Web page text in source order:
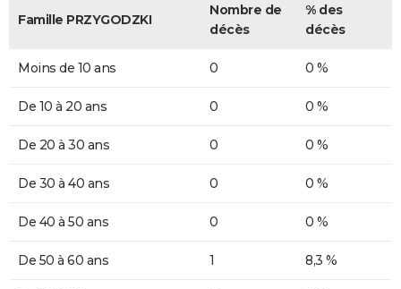
Famille PRZYGODZKI
Nombre de
décès
% des
décès
Moins de 10 ans 0 0 %
De 10 à 20 ans 0 0 %
De 20 à 30 ans 0 0 %
De 30 à 40 ans 0 0 %
De 40 à 50 ans 0 0 %
De 50 à 60 ans 1 8,3 %